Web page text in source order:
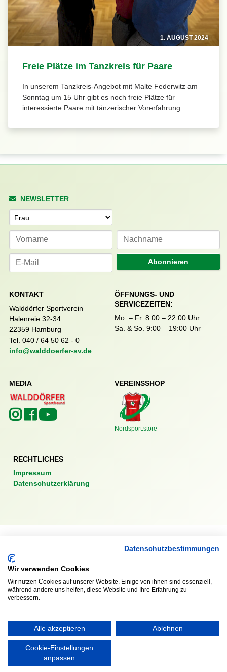
1. AUGUST 2024
Freie Plätze im Tanzkreis für Paare
In unserem Tanzkreis-Angebot mit Malte Federwitz am
Sonntag um 15 Uhr gibt es noch freie Plätze für
interessierte Paare mit tänzerischer Vorerfahrung.
NEWSLETTER
Anrede
Abonnieren
KONTAKT
Walddörfer Sportverein
Halenreie 32-34
22359 Hamburg
Tel. 040 / 64 50 62 - 0
info@walddoerfer-sv.de
ÖFFNUNGS- UND
SERVICEZEITEN:
Mo. – Fr. 8:00 – 22:00 Uhr
Sa. & So. 9:00 – 19:00 Uhr
MEDIA VEREINSSHOP
Nordsport.store
RECHTLICHES
Impressum
Datenschutzerklärung
Partner:
Datenschutzbestimmungen
Wir verwenden Cookies
Wir nutzen Cookies auf unserer Website. Einige von ihnen sind essenziell,
während andere uns helfen, diese Website und Ihre Erfahrung zu
verbessern.
Alle akzeptieren Ablehnen
Cookie-Einstellungen
anpassen